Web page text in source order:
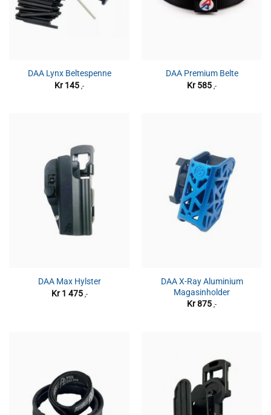
DAA Lynx Beltespenne
Kr145 ,-
DAA Premium Belte
Kr585 ,-
DAA Max Hylster
Kr1 475 ,-
DAA X-Ray Aluminium
Magasinholder
Kr875 ,-